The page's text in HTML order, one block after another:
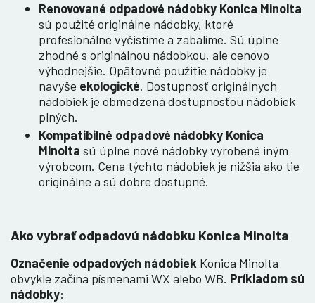
Renovované odpadové nádobky Konica Minolta
sú použité originálne nádobky, ktoré
profesionálne vyčistíme a zabalíme. Sú úplne
zhodné s originálnou nádobkou, ale cenovo
výhodnejšie. Opätovné použitie nádobky je
navyše ekologické. Dostupnosť originálnych
nádobiek je obmedzená dostupnosťou nádobiek
plných.
Kompatibilné odpadové nádobky Konica
Minolta sú úplne nové nádobky vyrobené iným
výrobcom. Cena týchto nádobiek je nižšia ako tie
originálne a sú dobre dostupné.
Ako vybrať odpadovú nádobku Konica Minolta
Označenie odpadových nádobiek Konica Minolta
obvykle začína písmenami WX alebo WB. Príkladom sú
nádobky: